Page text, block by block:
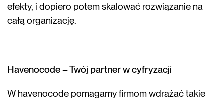
efekty, i dopiero potem skalować rozwiązanie na
całą organizację.
Havenocode – Twój partner w cyfryzacji
W havenocode pomagamy firmom wdrażać takie